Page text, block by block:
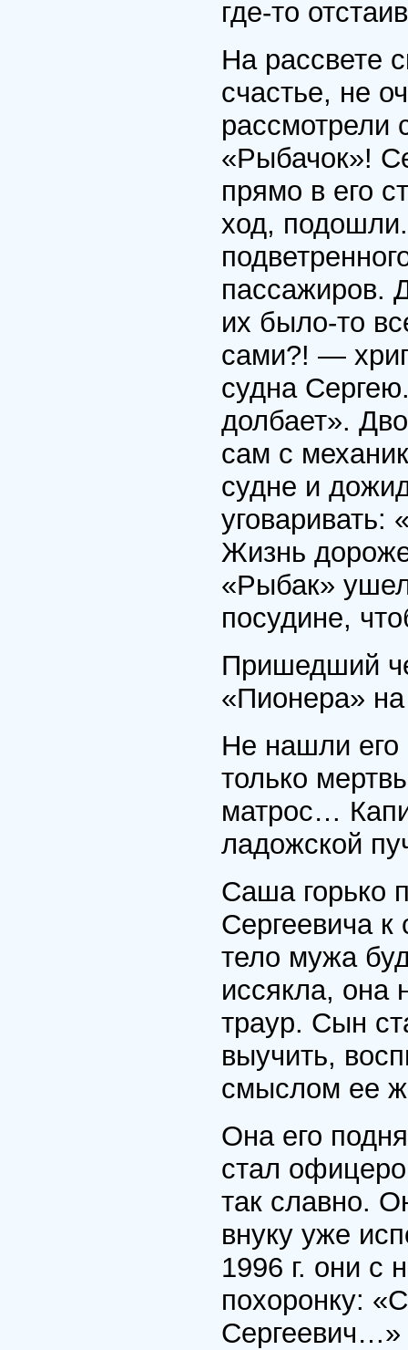
где-то
На рассвете
счастье, не
«Рыбачок»!
прямо в его
ход,
пассажиров.
их было-то
сами?! —
судна
долбает».
сам с
судне и
уговаривать:
Жизнь
«Рыбак»
посудине,
Пришедший
«Пионера»
Не нашли
только
матрос…
ладожской
Саша горько
Сергеевича
тело мужа
иссякла, она
траур. Сын
выучить,
смыслом ее
Она его
стал
так славно.
внуку уже
1996 г. они с
похоронку:
Сергеевич…»